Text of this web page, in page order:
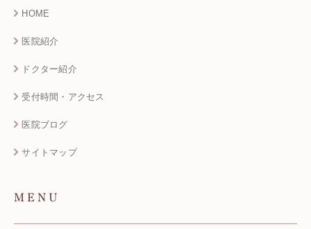
HOME
医院紹介
ドクター紹介
受付時間・アクセス
医院ブログ
サイトマップ
MENU